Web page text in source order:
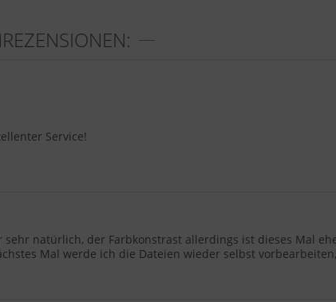
Service!
natürlich, der Farbkonstrast allerdings ist dieses Mal
Mal werde ich die Dateien wieder selbst